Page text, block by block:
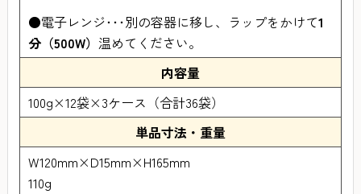
●電子レンジ･･･別の容器に移し、ラップをかけて1
分（500W） 温めてください。
内容量
100g×12袋×3ケース（合計36袋）
単品寸法・重量
W120mm×D15mm×H165mm
110g